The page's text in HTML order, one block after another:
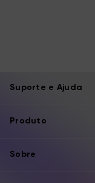
Suporte e Ajuda
Produto
Sobre